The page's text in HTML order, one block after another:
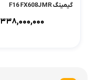
گیمینگ F16 FX608JMR
۳۳۸,۰۰۰,۰۰۰